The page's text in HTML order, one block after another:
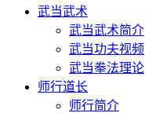
武当武术
武当武术简介
武当功夫视频
武当拳法理论
师行道长
师行简介